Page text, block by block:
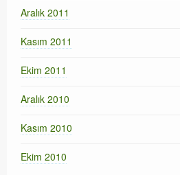
Aralık 2011
Kasım 2011
Ekim 2011
Aralık 2010
Kasım 2010
Ekim 2010